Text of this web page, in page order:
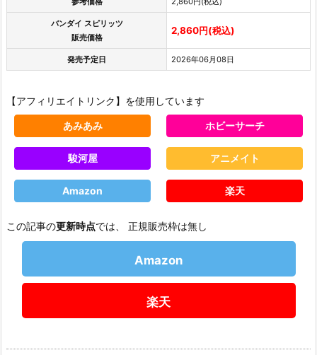
バンダイ スピリッツ
販売価格
2,860円(税込)
発売予定日 2026年06月08日
【アフィリエイトリンク】を使用しています
あみあみ ホビーサーチ
駿河屋 アニメイト
Amazon 楽天
この記事の更新時点では、 正規販売枠は無し
Amazon
楽天